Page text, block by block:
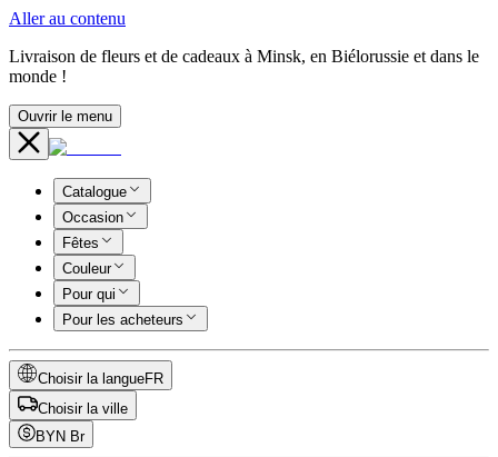
Aller au contenu
Livraison de fleurs et de cadeaux à Minsk, en Biélorussie et dans le
monde !
Ouvrir le menu
Catalogue
Occasion
Fêtes
Couleur
Pour qui
Pour les acheteurs
Choisir la langueFR
Choisir la ville
BYN Br